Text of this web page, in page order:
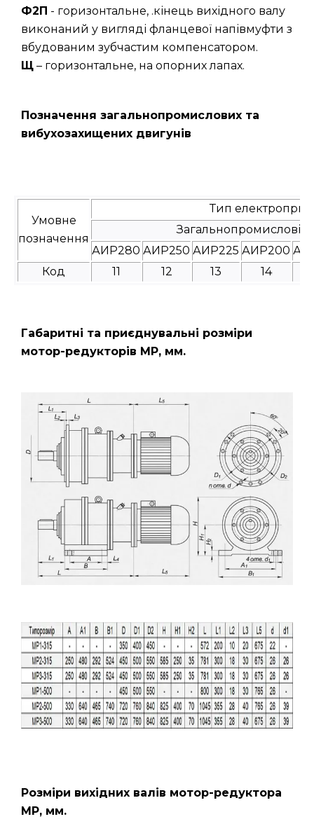
Ф2П - горизонтальне, .кінець вихідного валу
виконаний у вигляді фланцевої напівмуфти з
вбудованим зубчастим компенсатором.
Щ – горизонтальне, на опорних лапах.
Позначення загальнопромислових та
вибухозахищених двигунів
Умовне
позначення
Тип
Загальнопромислові
АИР280 АИР250 АИР225 АИР200
Код
11 12 13 14
Габаритні та приєднувальні розміри
мотор-редукторів МР, мм.
Розміри вихідних валів мотор-редуктора
МР, мм.